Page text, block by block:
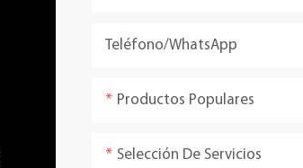
Teléfono/WhatsApp
Productos Populares
Selección De Servicios